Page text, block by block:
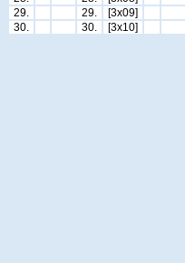
29.
29. [3x09]
30.
30. [3x10]